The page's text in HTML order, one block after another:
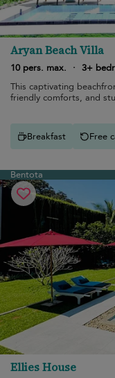
Aryan Beach Villa
10 pers. max.
· 3+
This captivating
friendly comforts, and
Breakfast Free
Bentota
Ellies House